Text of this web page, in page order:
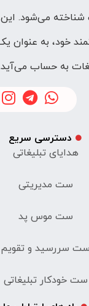
شناخته می‌شود.
خود، به عنوان
به حساب
دسترسی سریع
هدایای تبلیغاتی
ست مدیریتی
ست موس پد
ست سررسید و تقویم
ست خودکار تبلیغاتی